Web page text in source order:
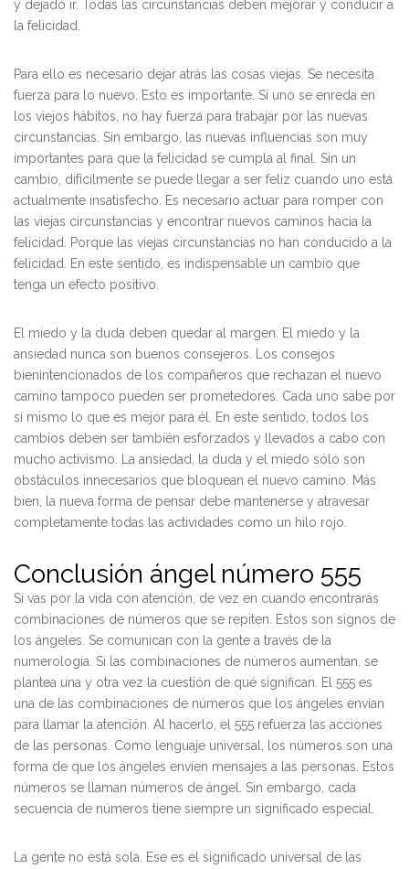
y dejado ir. Todas las circunstancias deben mejorar y conducir a
la felicidad.
Para ello es necesario dejar atrás las cosas viejas. Se necesita
fuerza para lo nuevo. Esto es importante. Si uno se enreda en
los viejos hábitos, no hay fuerza para trabajar por las nuevas
circunstancias. Sin embargo, las nuevas influencias son muy
importantes para que la felicidad se cumpla al final. Sin un
cambio, difícilmente se puede llegar a ser feliz cuando uno está
actualmente insatisfecho. Es necesario actuar para romper con
las viejas circunstancias y encontrar nuevos caminos hacia la
felicidad. Porque las viejas circunstancias no han conducido a la
felicidad. En este sentido, es indispensable un cambio que
tenga un efecto positivo.
El miedo y la duda deben quedar al margen. El miedo y la
ansiedad nunca son buenos consejeros. Los consejos
bienintencionados de los compañeros que rechazan el nuevo
camino tampoco pueden ser prometedores. Cada uno sabe por
sí mismo lo que es mejor para él. En este sentido, todos los
cambios deben ser también esforzados y llevados a cabo con
mucho activismo. La ansiedad, la duda y el miedo sólo son
obstáculos innecesarios que bloquean el nuevo camino. Más
bien, la nueva forma de pensar debe mantenerse y atravesar
completamente todas las actividades como un hilo rojo.
Conclusión ángel número 555
Si vas por la vida con atención, de vez en cuando encontrarás
combinaciones de números que se repiten. Estos son signos de
los ángeles. Se comunican con la gente a través de la
numerología. Si las combinaciones de números aumentan, se
plantea una y otra vez la cuestión de qué significan. El 555 es
una de las combinaciones de números que los ángeles envían
para llamar la atención. Al hacerlo, el 555 refuerza las acciones
de las personas. Como lenguaje universal, los números son una
forma de que los ángeles envíen mensajes a las personas. Estos
números se llaman números de ángel. Sin embargo, cada
secuencia de números tiene siempre un significado especial.
La gente no está sola. Ese es el significado universal de las